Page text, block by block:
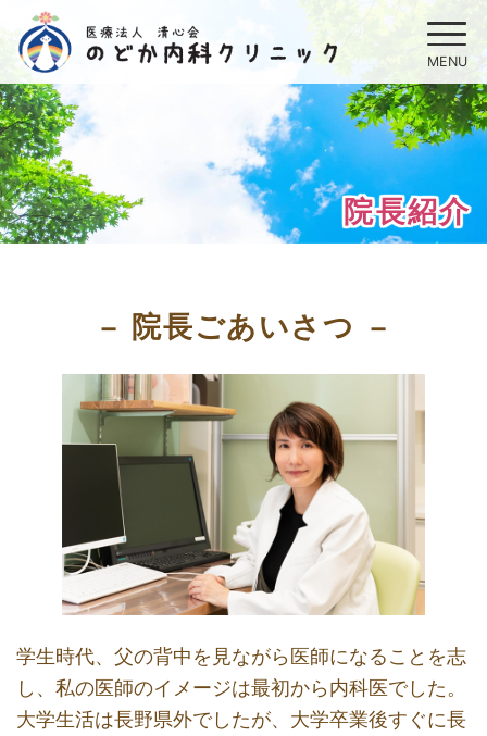
院長紹介
院長ごあいさつ
学生時代、父の背中を見ながら医師になることを志
し、私の医師のイメージは最初から内科医でした。
大学生活は長野県外でしたが、大学卒業後すぐに長